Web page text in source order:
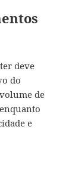
deve
do
de
e